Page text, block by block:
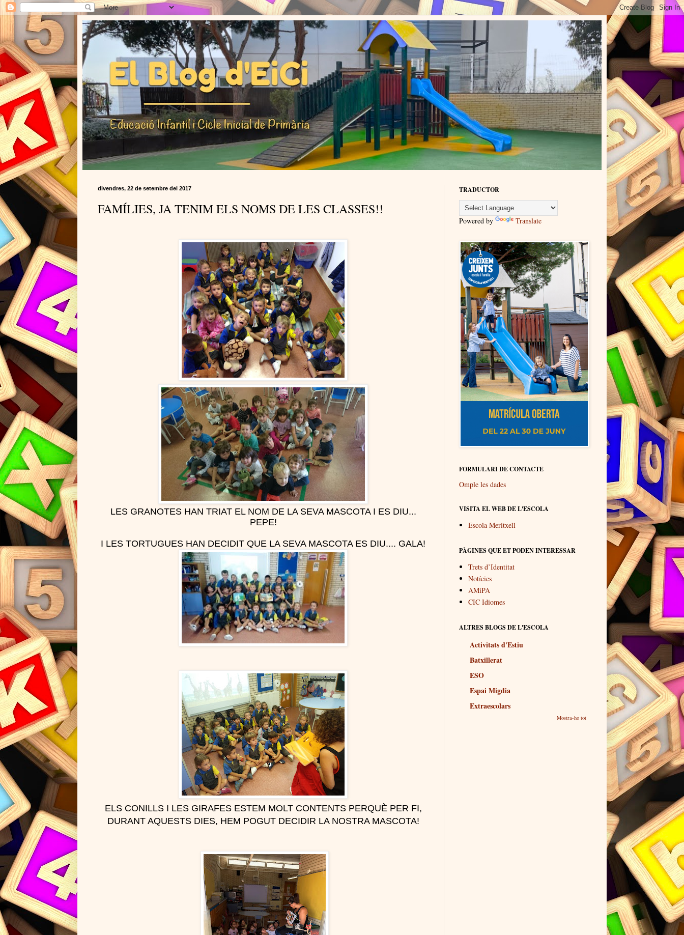
divendres, 22 de setembre del 2017
FAMÍLIES, JA TENIM ELS NOMS DE LES CLASSES!!
LES GRANOTES HAN TRIAT EL NOM DE LA SEVA MASCOTA I ES DIU...
PEPE!
I LES TORTUGUES HAN DECIDIT QUE LA SEVA MASCOTA ES DIU.... GALA!
ELS CONILLS I LES GIRAFES ESTEM MOLT CONTENTS PERQUÈ PER FI,
DURANT AQUESTS DIES, HEM POGUT DECIDIR LA NOSTRA MASCOTA!
TRADUCTOR
Powered by Translate
FORMULARI DE CONTACTE
Omple les dades
VISITA EL WEB DE L'ESCOLA
Escola Meritxell
PÀGINES QUE ET PODEN INTERESSAR
Trets d’Identitat
Notícies
AMiPA
CIC Idiomes
ALTRES BLOGS DE L'ESCOLA
Activitats d'Estiu
Batxillerat
ESO
Espai Migdia
Extraescolars
Mostra-ho tot